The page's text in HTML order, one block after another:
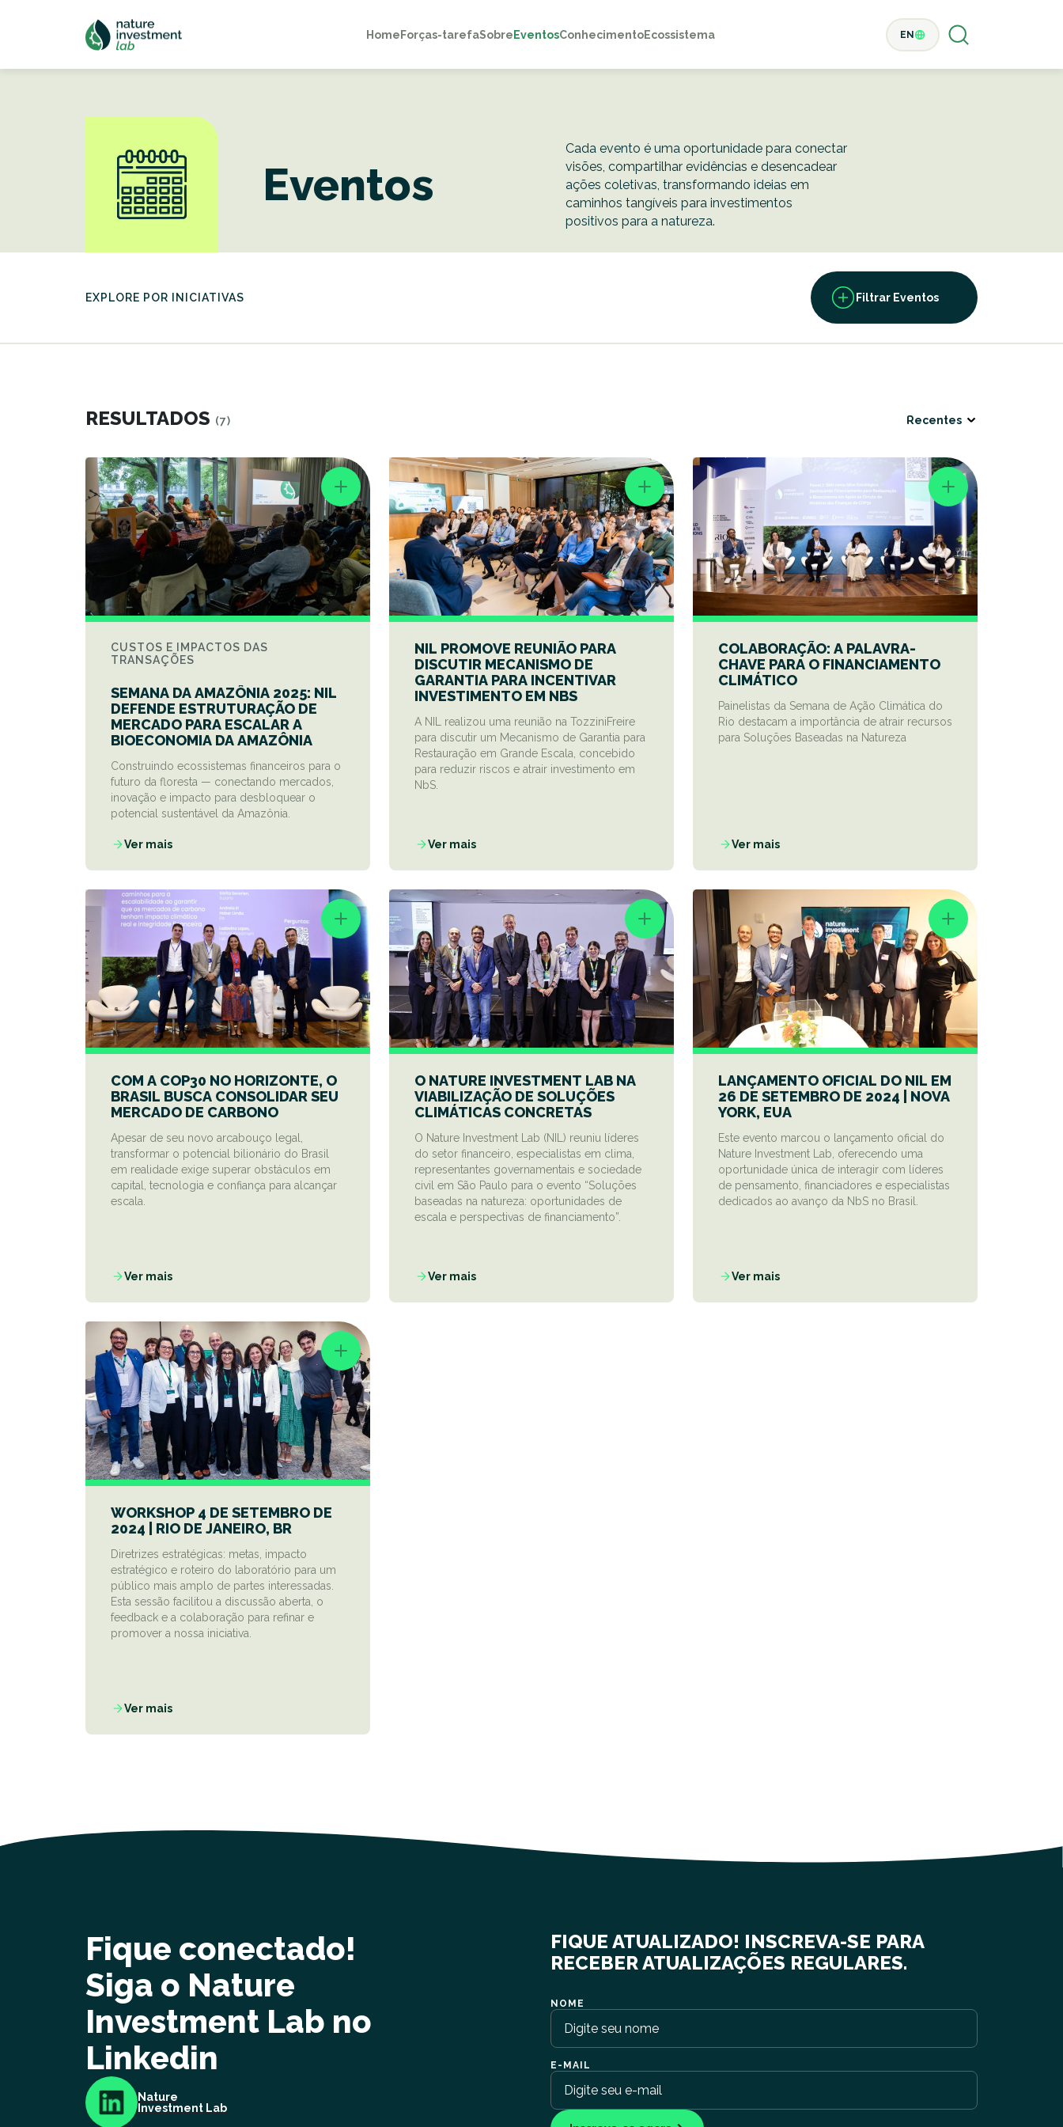
HomeForças-tarefaSobreEventosConhecimentoEcossistema EN
Eventos
Cada evento é uma oportunidade para conectar
visões, compartilhar evidências e desencadear
ações coletivas, transformando ideias em
caminhos tangíveis para investimentos
positivos para a natureza.
EXPLORE POR INICIATIVAS Filtrar Eventos
RESULTADOS (7)
CUSTOS E IMPACTOS DAS
TRANSAÇÕES
SEMANA DA AMAZÔNIA 2025: NIL
DEFENDE ESTRUTURAÇÃO DE
MERCADO PARA ESCALAR A
BIOECONOMIA DA AMAZÔNIA
Construindo ecossistemas financeiros para o
futuro da floresta — conectando mercados,
inovação e impacto para desbloquear o
potencial sustentável da Amazônia.
Ver mais
NIL PROMOVE REUNIÃO PARA
DISCUTIR MECANISMO DE
GARANTIA PARA INCENTIVAR
INVESTIMENTO EM NBS
A NIL realizou uma reunião na TozziniFreire
para discutir um Mecanismo de Garantia para
Restauração em Grande Escala, concebido
para reduzir riscos e atrair investimento em
NbS.
Ver mais
COLABORAÇÃO: A PALAVRA-
CHAVE PARA O FINANCIAMENTO
CLIMÁTICO
Painelistas da Semana de Ação Climática do
Rio destacam a importância de atrair recursos
para Soluções Baseadas na Natureza
Ver mais
COM A COP30 NO HORIZONTE, O
BRASIL BUSCA CONSOLIDAR SEU
MERCADO DE CARBONO
Apesar de seu novo arcabouço legal,
transformar o potencial bilionário do Brasil
em realidade exige superar obstáculos em
capital, tecnologia e confiança para alcançar
escala.
Ver mais
O NATURE INVESTMENT LAB NA
VIABILIZAÇÃO DE SOLUÇÕES
CLIMÁTICAS CONCRETAS
O Nature Investment Lab (NIL) reuniu líderes
do setor financeiro, especialistas em clima,
representantes governamentais e sociedade
civil em São Paulo para o evento “Soluções
baseadas na natureza: oportunidades de
escala e perspectivas de financiamento”.
Ver mais
LANÇAMENTO OFICIAL DO NIL EM
26 DE SETEMBRO DE 2024 | NOVA
YORK, EUA
Este evento marcou o lançamento oficial do
Nature Investment Lab, oferecendo uma
oportunidade única de interagir com líderes
de pensamento, financiadores e especialistas
dedicados ao avanço da NbS no Brasil.
Ver mais
WORKSHOP 4 DE SETEMBRO DE
2024 | RIO DE JANEIRO, BR
Diretrizes estratégicas: metas, impacto
estratégico e roteiro do laboratório para um
público mais amplo de partes interessadas.
Esta sessão facilitou a discussão aberta, o
feedback e a colaboração para refinar e
promover a nossa iniciativa.
Ver mais
Fique conectado!
Siga o Nature
Investment Lab no
Linkedin
Nature
Investment Lab
FIQUE ATUALIZADO! INSCREVA-SE PARA
RECEBER ATUALIZAÇÕES REGULARES.
NOME
E-MAIL